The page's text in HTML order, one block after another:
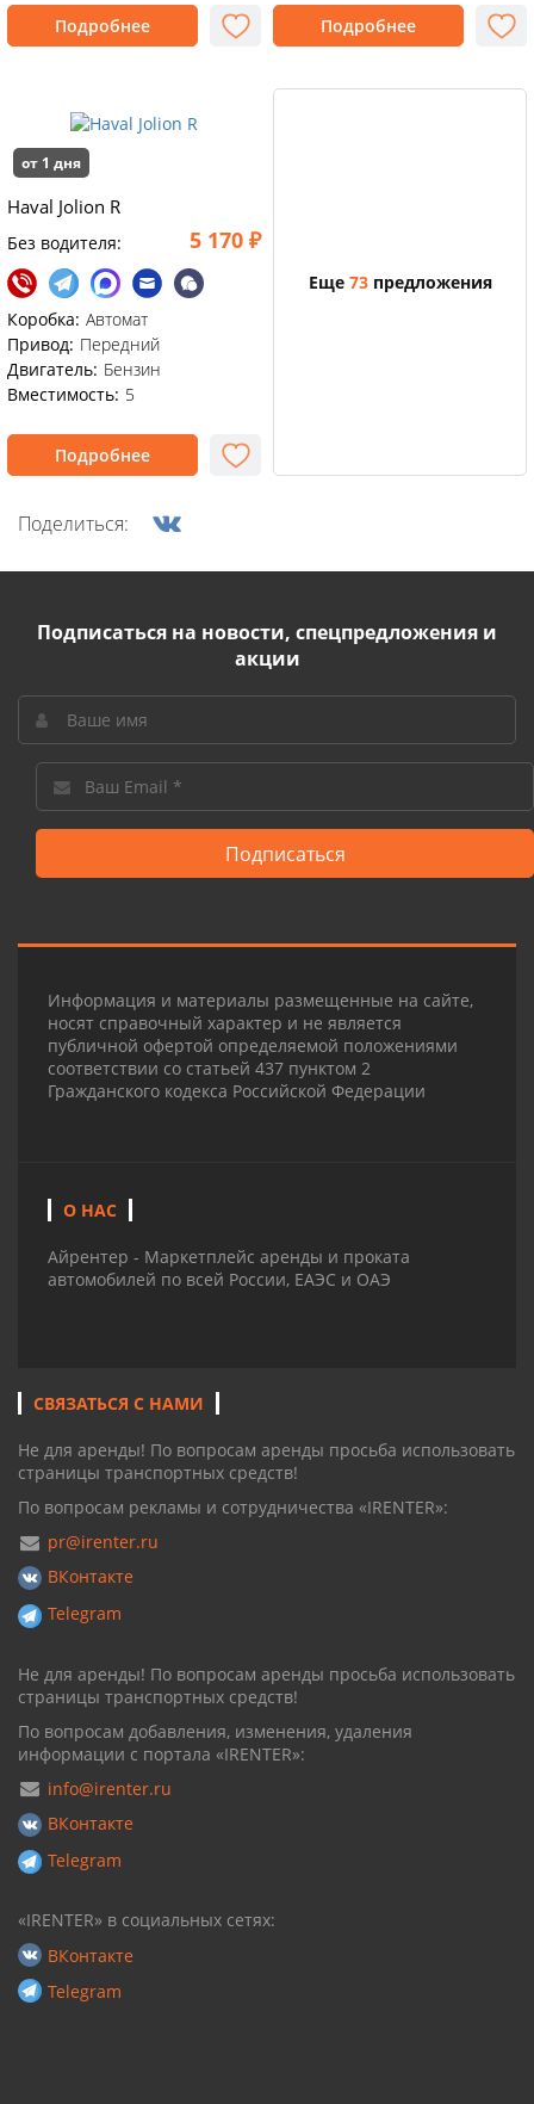
Подробнее Подробнее
от 1 дня
Haval Jolion R
Без водителя: 5 170 ₽
Коробка: Автомат
Привод: Передний
Двигатель: Бензин
Вместимость: 5
Подробнее
Еще 73предложения
Поделиться:
Подписаться на новости, спецпредложения и
акции
Подписаться
Информация и материалы размещенные на сайте,
носят справочный характер и не является
публичной офертой определяемой положениями
соответствии со статьей 437 пунктом 2
Гражданского кодекса Российской Федерации
О НАС
Айрентер - Маркетплейс аренды и проката
автомобилей по всей России, ЕАЭС и ОАЭ
СВЯЗАТЬСЯ С НАМИ
Не для аренды! По вопросам аренды просьба использовать
страницы транспортных средств!
По вопросам рекламы и сотрудничества «IRENTER»:
pr@irenter.ru
ВКонтакте
Telegram
Не для аренды! По вопросам аренды просьба использовать
страницы транспортных средств!
По вопросам добавления, изменения, удаления
информации с портала «IRENTER»:
info@irenter.ru
ВКонтакте
Telegram
«IRENTER» в социальных сетях:
ВКонтакте
Telegram